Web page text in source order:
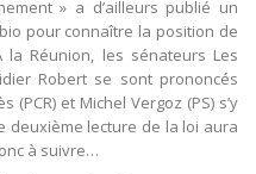
» a d’ailleurs publié un
pour connaître la position de
Réunion, les sénateurs Les
Robert se sont prononcés
(PCR) et Michel Vergoz (PS) s’y
deuxième lecture de la loi aura
à suivre…